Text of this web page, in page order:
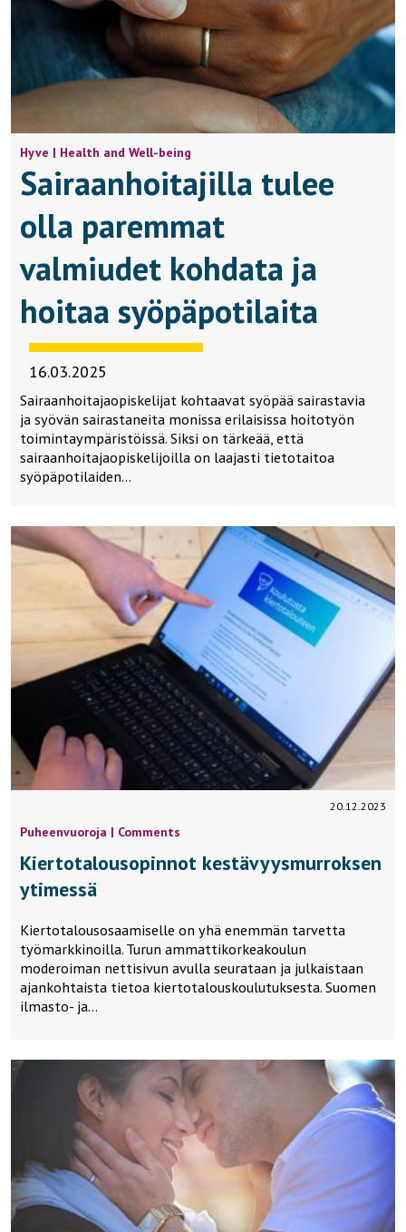
Hyve | Health and Well-being
Sairaanhoitajilla tulee
olla paremmat
valmiudet kohdata ja
hoitaa syöpäpotilaita
16.03.2025
Sairaanhoitajaopiskelijat kohtaavat syöpää sairastavia
ja syövän sairastaneita monissa erilaisissa hoitotyön
toimintaympäristöissä. Siksi on tärkeää, että
sairaanhoitajaopiskelijoilla on laajasti tietotaitoa
syöpäpotilaiden…
20.12.2023
Puheenvuoroja | Comments
Kiertotalousopinnot kestävyysmurroksen
ytimessä
Kiertotalousosaamiselle on yhä enemmän tarvetta
työmarkkinoilla. Turun ammattikorkeakoulun
moderoiman nettisivun avulla seurataan ja julkaistaan
ajankohtaista tietoa kiertotalouskoulutuksesta. Suomen
ilmasto- ja…